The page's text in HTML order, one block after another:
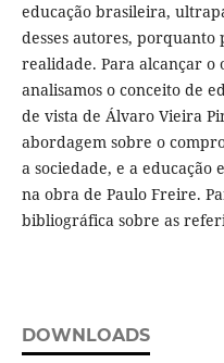
educação brasileira,
desses autores, porquanto
realidade. Para alcançar o
analisamos o conceito de
de vista de Álvaro Vieira
abordagem sobre o
a sociedade, e a educação
na obra de Paulo Freire.
bibliográfica sobre as
DOWNLOADS